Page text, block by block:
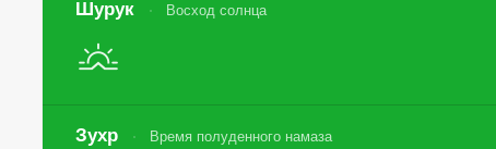
Шурук Восход солнца
Зухр Время полуденного намаза